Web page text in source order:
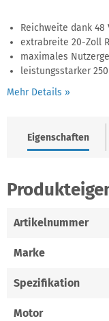
Reichweite dank 48
extrabreite 20-Zoll
maximales
leistungsstarker
Mehr Details »
Eigenschaften
Artikelnummer
Marke
Spezifikation
Motor